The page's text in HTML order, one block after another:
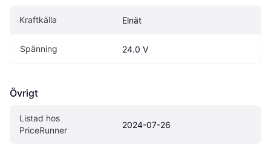
Kraftkälla Elnät
Spänning 24.0 V
Övrigt
Listad hos
PriceRunner
2024-07-26